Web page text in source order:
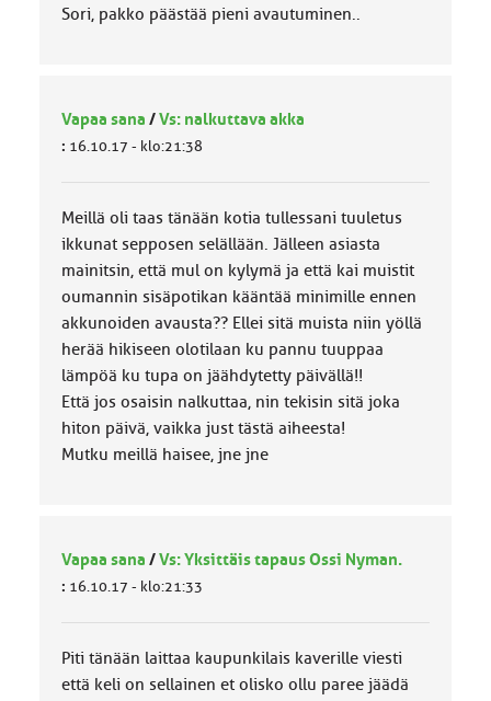
Sori, pakko päästää pieni avautuminen..
Vapaa sana /Vs: nalkuttava akka
: 16.10.17 - klo:21:38
Meillä oli taas tänään kotia tullessani tuuletus
ikkunat sepposen selällään. Jälleen asiasta
mainitsin, että mul on kylymä ja että kai muistit
oumannin sisäpotikan kääntää minimille ennen
akkunoiden avausta?? Ellei sitä muista niin yöllä
herää hikiseen olotilaan ku pannu tuuppaa
lämpöä ku tupa on jäähdytetty päivällä!!
Että jos osaisin nalkuttaa, nin tekisin sitä joka
hiton päivä, vaikka just tästä aiheesta!
Mutku meillä haisee, jne jne
Vapaa sana /Vs: Yksittäis tapaus Ossi Nyman.
: 16.10.17 - klo:21:33
Piti tänään laittaa kaupunkilais kaverille viesti
että keli on sellainen et olisko ollu paree jäädä